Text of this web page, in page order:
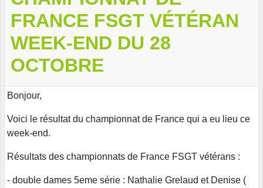
FRANCE FSGT VÉTÉRAN
WEEK-END DU 28
OCTOBRE
Bonjour,
Voici le résultat du championnat de France qui a eu lieu ce
week-end.
Résultats des championnats de France FSGT vétérans :
- double dames 5eme série : Nathalie Grelaud et Denise (